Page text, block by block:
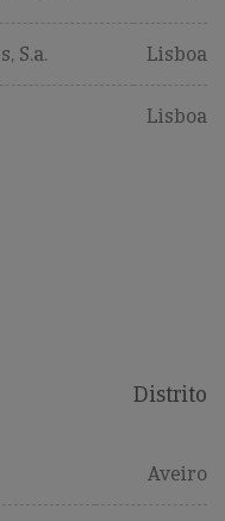
S.a. Lisboa
Lisboa
Distrito
Aveiro